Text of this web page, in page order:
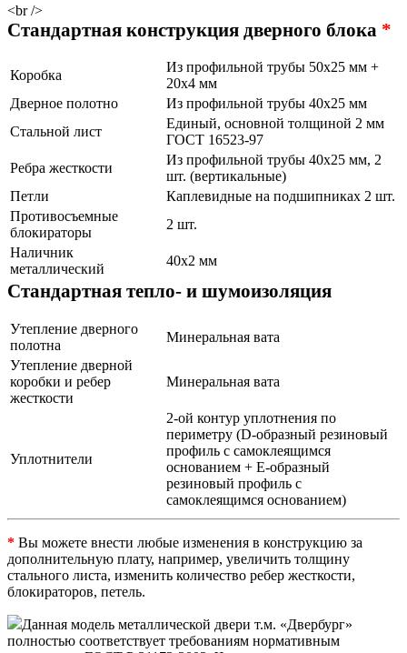
<br />
Стандартная конструкция дверного блока *
Коробка
Из профильной трубы 50х25 мм +
20х4 мм
Дверное полотно
Из профильной трубы 40х25 мм
Стальной лист
Единый, основной толщиной 2 мм
ГОСТ 16523-97
Ребра жесткости
Из профильной трубы 40х25 мм, 2
шт. (вертикальные)
Петли
Каплевидные на подшипниках 2 шт.
Противосъемные
блокираторы
2 шт.
Наличник
металлический
40х2 мм
Стандартная тепло- и шумоизоляция
Утепление дверного
полотна
Минеральная вата
Утепление дверной
коробки и ребер
жесткости
Минеральная вата
Уплотнители
2-ой контур уплотнения по
периметру (D-образный резиновый
профиль с самоклеящимся
основанием + Е-образный
резиновый профиль с
самоклеящимся основанием)
* Вы можете внести любые изменения в конструкцию за
дополнительную плату, например, увеличить толщину
стального листа, изменить количество ребер жесткости,
блокираторов, петель.
Данная модель металлической двери т.м. «Двербург»
полностью соответствует требованиям нормативным